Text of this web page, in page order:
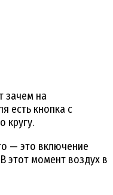
зачем на
есть кнопка с
кругу.
— это включение
этот момент воздух в